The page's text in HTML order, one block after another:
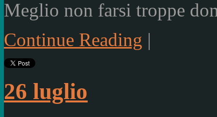
Meglio non farsi troppe
Continue Reading |
26 luglio